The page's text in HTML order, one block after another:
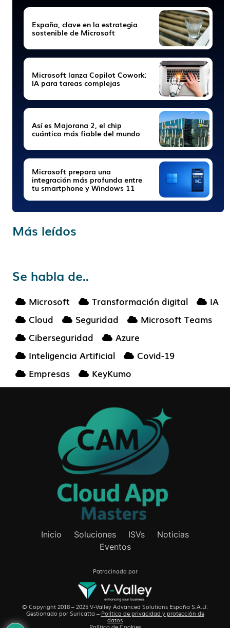
España, clave en la estrategia
sostenible de Microsoft
Microsoft lanza Copilot Cowork:
IA para tareas complejas
Así es Majorana 2, el chip
cuántico más fiable del mundo
Microsoft prepara una
integración más profunda entre
tu smartphone y Windows 11
Más leídos
Se habla de..
Microsoft Transformación digital
IA
Cloud
Seguridad
Microsoft Teams
Ciberseguridad
Azure
Inteligencia Artificial
Covid-19
Empresas
KeyKumo
Inicio Soluciones ISVs
Noticias
Eventos
Patrocinada por
© Copyright 2018 – 2025 V-Valley Advanced Solutions España S.A.U.
Gestionado por Suricatta – Política de privacidad y protección de
datos